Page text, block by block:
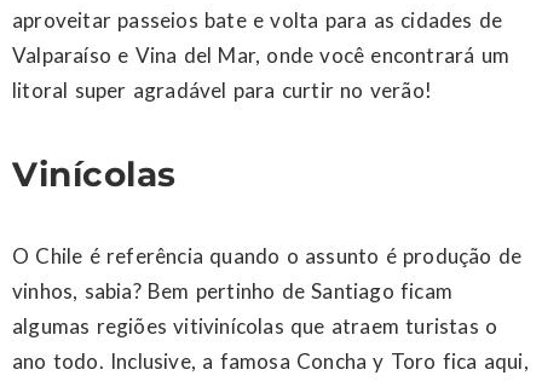
aproveitar passeios bate e volta para as cidades de
Valparaíso e Vina del Mar, onde você encontrará um
litoral super agradável para curtir no verão!
Vinícolas
O Chile é referência quando o assunto é produção de
vinhos, sabia? Bem pertinho de Santiago ficam
algumas regiões vitivinícolas que atraem turistas o
ano todo. Inclusive, a famosa Concha y Toro fica aqui,